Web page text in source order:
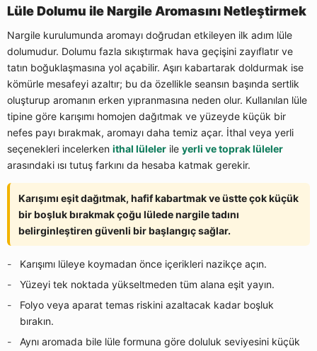
Lüle Dolumu ile Nargile Aromasını Netleştirmek
Nargile kurulumunda aromayı doğrudan etkileyen ilk adım lüle
dolumudur. Dolumu fazla sıkıştırmak hava geçişini zayıflatır ve
tatın boğuklaşmasına yol açabilir. Aşırı kabartarak doldurmak ise
kömürle mesafeyi azaltır; bu da özellikle seansın başında sertlik
oluşturup aromanın erken yıpranmasına neden olur. Kullanılan lüle
tipine göre karışımı homojen dağıtmak ve yüzeyde küçük bir
nefes payı bırakmak, aromayı daha temiz açar. İthal veya yerli
seçenekleri incelerken ithal lüleler ile yerli ve toprak lüleler
arasındaki ısı tutuş farkını da hesaba katmak gerekir.
Karışımı eşit dağıtmak, hafif kabartmak ve üstte çok küçük
bir boşluk bırakmak çoğu lülede nargile tadını
belirginleştiren güvenli bir başlangıç sağlar.
Karışımı lüleye koymadan önce içerikleri nazikçe açın.
Yüzeyi tek noktada yükseltmeden tüm alana eşit yayın.
Folyo veya aparat temas riskini azaltacak kadar boşluk
bırakın.
Aynı aromada bile lüle formuna göre doluluk seviyesini küçük